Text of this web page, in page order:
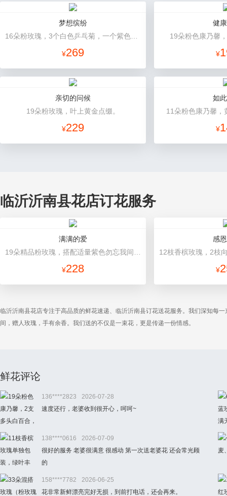
梦想缤纷
¥269
健
19朵粉色康乃馨
¥
亲切的问候
19朵粉玫瑰，叶上黄金点缀。
¥229
如
11朵粉色康乃馨，
¥
临沂沂南县花店订花服务
满满的爱
¥228
感
¥
临沂沂南县花店专注于高品质的鲜花速递、临沂沂南县订花送花服务。我们深知每
间，赠人玫瑰，手有余香。我们送的不仅是一束花，更是传递一份情感。
鲜花评论
136****2823
2026-07-28
速度还行，老婆收到很开心，呵呵~
138****0616
2026-07-09
很好的服务 老婆很满意 很感动 第一次送老婆花 还会常光顾
的
158****7782
2026-06-25
花非常新鲜漂亮完好无损，到前打电话，还会再来。